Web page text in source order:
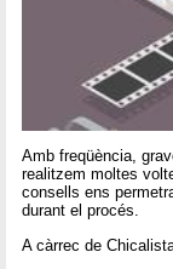
Amb freqüència,
realitzem moltes
consells ens
durant el procés.
A càrrec de